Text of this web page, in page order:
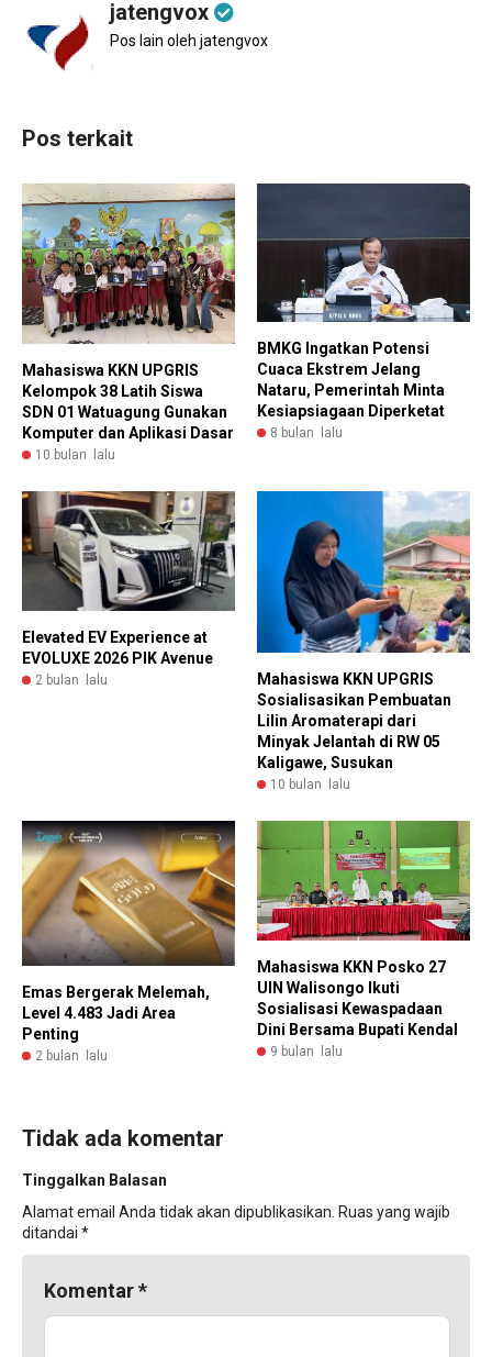
jatengvox
Pos lain oleh jatengvox
Pos terkait
Mahasiswa KKN UPGRIS
Kelompok 38 Latih Siswa
SDN 01 Watuagung Gunakan
Komputer dan Aplikasi Dasar
10 bulan lalu
BMKG Ingatkan Potensi
Cuaca Ekstrem Jelang
Nataru, Pemerintah Minta
Kesiapsiagaan Diperketat
8 bulan lalu
Elevated EV Experience at
EVOLUXE 2026 PIK Avenue
2 bulan lalu
Mahasiswa KKN UPGRIS
Sosialisasikan Pembuatan
Lilin Aromaterapi dari
Minyak Jelantah di RW 05
Kaligawe, Susukan
10 bulan lalu
Emas Bergerak Melemah,
Level 4.483 Jadi Area
Penting
2 bulan lalu
Mahasiswa KKN Posko 27
UIN Walisongo Ikuti
Sosialisasi Kewaspadaan
Dini Bersama Bupati Kendal
9 bulan lalu
Tidak ada komentar
Tinggalkan Balasan
Alamat email Anda tidak akan dipublikasikan. Ruas yang wajib
ditandai *
Komentar*